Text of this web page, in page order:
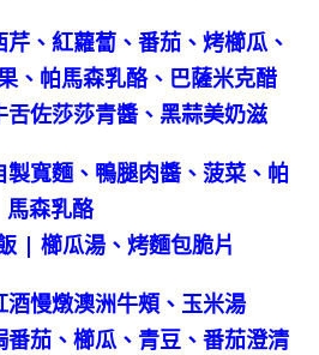
、紅蘿蔔、番茄、烤櫛瓜、
、帕馬森乳酪、巴薩米克醋
佐莎莎青醬、黑蒜美奶滋
寬麵、鴨腿肉醬、菠菜、帕
馬森乳酪
| 櫛瓜湯、烤麵包脆片
慢燉澳洲牛頰、玉米湯
茄、櫛瓜、青豆、番茄澄清